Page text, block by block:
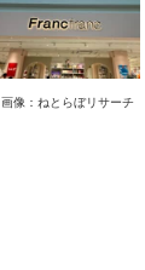
モノづくり技
画像：ねとらぼリサーチ